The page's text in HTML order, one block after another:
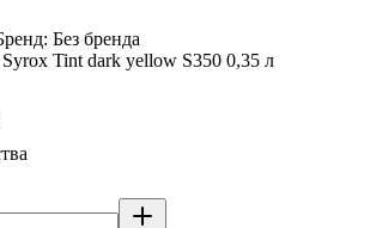
Без бренда
Tint dark yellow S350 0,35 л